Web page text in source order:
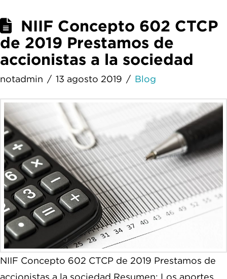
NIIF Concepto 602 CTCP
de 2019 Prestamos de
accionistas a la sociedad
notadmin 13 agosto 2019 Blog
NIIF Concepto 602 CTCP de 2019 Prestamos de